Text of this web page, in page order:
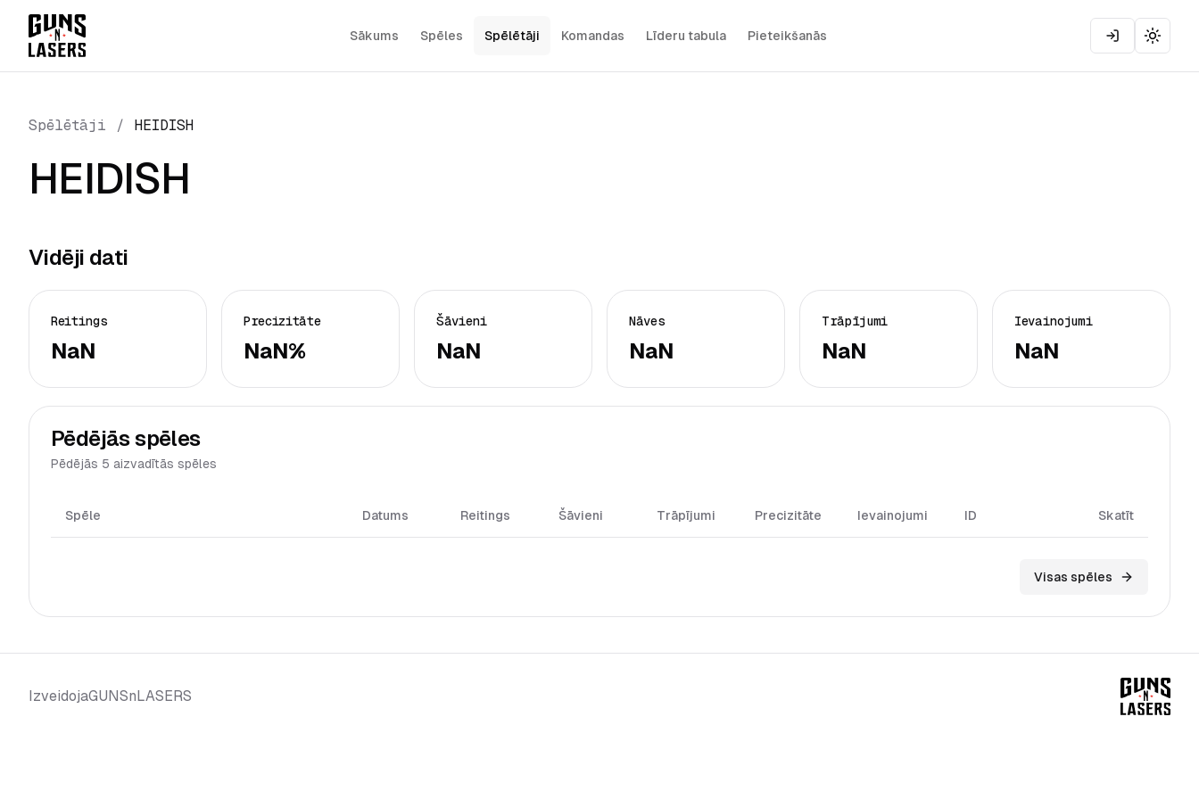
Sākums Spēles Spēlētāji Komandas Līderu tabula Pieteikšanās
Toggle
Spēlētāji / HEIDISH
HEIDISH
Vidēji dati
Reitings
NaN
Precizitāte
NaN%
Šāvieni
NaN
Nāves
NaN
Trāpījumi
NaN
Ievainojumi
NaN
Pēdējās spēles
Pēdējās 5 aizvadītās spēles
Spēle Datums Reitings Šāvieni Trāpījumi Precizitāte Ievainojumi ID Skatīt
Visas spēles
IzveidojaGUNSnLASERS